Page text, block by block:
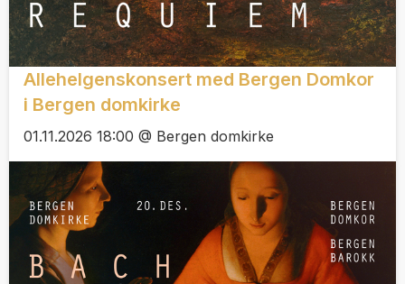
Allehelgenskonsert med Bergen Domkor
i Bergen domkirke
01.11.2026 18:00 @ Bergen domkirke